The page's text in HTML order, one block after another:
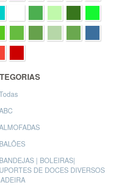
BALÕES
BANDEJAS | BOLEIRAS|
DE DOCES DIVERSOS